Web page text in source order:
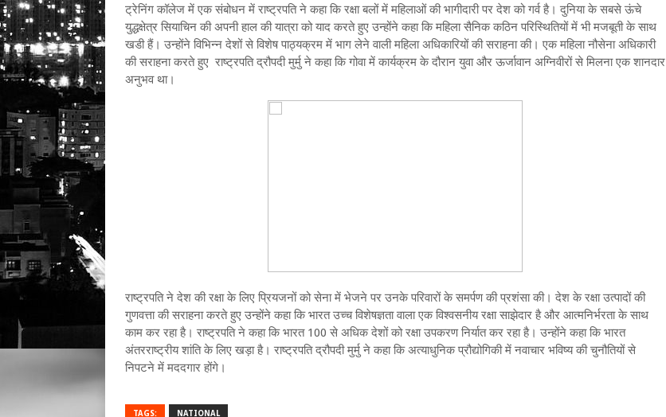
ट्रेनिंग कॉलेज में एक संबोधन में राष्‍ट्रपति ने कहा कि रक्षा बलों में महिलाओं की भागीदारी पर देश को गर्व है। दुनिया के सबसे ऊंचे
युद्धक्षेत्र सियाचिन की अपनी हाल की यात्रा को याद करते हुए उन्होंने कहा कि महिला सैनिक कठिन परिस्थितियों में भी मजबूती के साथ
खडी हैं। उन्होंने विभिन्न देशों से विशेष पाठ्यक्रम में भाग लेने वाली महिला अधिकारियों की सराहना की। एक महिला नौसेना अधिकारी
की सराहना करते हुए राष्ट्रपति द्रौपदी मुर्मु ने कहा कि गोवा में कार्यक्रम के दौरान युवा और ऊर्जावान अग्निवीरों से मिलना एक शानदार
अनुभव था।
राष्ट्रपति ने देश की रक्षा के लिए प्रियजनों को सेना में भेजने पर उनके परिवारों के समर्पण की प्रशंसा की। देश के रक्षा उत्पादों की
गुणवत्ता की सराहना करते हुए उन्होंने कहा कि भारत उच्च विशेषज्ञता वाला एक विश्वसनीय रक्षा साझेदार है और आत्मनिर्भरता के साथ
काम कर रहा है। राष्ट्रपति ने कहा कि भारत 100 से अधिक देशों को रक्षा उपकरण निर्यात कर रहा है। उन्‍होंने कहा कि भारत
अंतरराष्ट्रीय शांति के लिए खड़ा है। राष्‍ट्रपति द्रौपदी मुर्मु ने कहा कि अत्याधुनिक प्रौद्योगिकी में नवाचार भविष्य की चुनौतियों से
निपटने में मददगार होंगे।
TAGS: NATIONAL